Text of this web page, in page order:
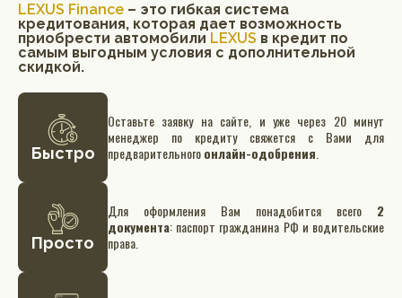
LEXUS Finance – это гибкая система
кредитования, которая дает возможность
приобрести автомобили LEXUS в кредит по
самым выгодным условия с дополнительной
скидкой.
Быстро
Оставьте заявку на сайте, и уже через 20 минут
менеджер по кредиту свяжется с Вами для
предварительногоонлайн-одобрения
Просто
Для оформления Вам понадобится всего 2
документа: паспорт гражданина РФ и водительские
права.